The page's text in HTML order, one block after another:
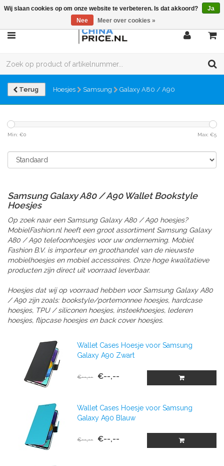
Terug Hoesjes Samsung Galaxy A80 / A90
Min: €0 Max: €5
Samsung Galaxy A80 / A90 Wallet Bookstyle
Hoesjes
Op zoek naar een Samsung Galaxy A80 / A90 hoesjes?
MobielFashion.nl heeft een groot assortiment Samsung Galaxy
A80 / A90 telefoonhoesjes voor uw onderneming. Mobiel
Fashion B.V. is importeur en groothandel van de nieuwste
mobielhoesjes en mobiel accessoires. Onze hoge kwalitatieve
producten zijn direct uit voorraad leverbaar.
Hoesjes dat wij op voorraad hebben voor Samsung Galaxy A80
/ A90 zijn zoals: bookstyle/portemonnee hoesjes, hardcase
hoesjes, TPU / siliconen hoesjes, insteekhoesjes, lederen
hoesjes, flipcase hoesjes en back cover hoesjes.
Wallet Cases Hoesje voor Samsung
Galaxy A90 Zwart
€--,-- €--,--
Wallet Cases Hoesje voor Samsung
Galaxy A90 Blauw
€--,-- €--,--
Wij slaan cookies op om onze website te verbeteren. Is dat akkoord?
Ja
Nee
Meer over cookies »